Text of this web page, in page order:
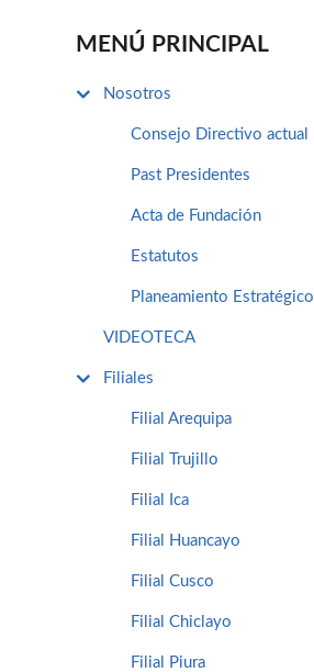
MENÚ PRINCIPAL
Nosotros
Consejo Directivo actual
Past Presidentes
Acta de Fundación
Estatutos
Planeamiento Estratégico
VIDEOTECA
Filiales
Filial Arequipa
Filial Trujillo
Filial Ica
Filial Huancayo
Filial Cusco
Filial Chiclayo
Filial Piura